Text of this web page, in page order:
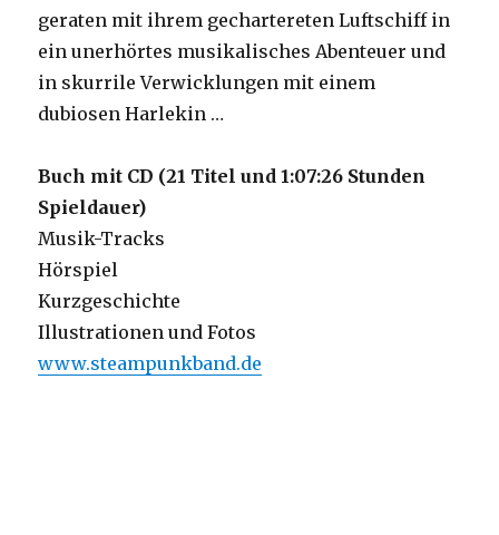
geraten mit ihrem gechartereten Luftschiff in
ein unerhörtes musikalisches Abenteuer und
in skurrile Verwicklungen mit einem
dubiosen Harlekin …
Buch mit CD (21 Titel und 1:07:26 Stunden
Spieldauer)
Musik-Tracks
Hörspiel
Kurzgeschichte
Illustrationen und Fotos
www.steampunkband.de